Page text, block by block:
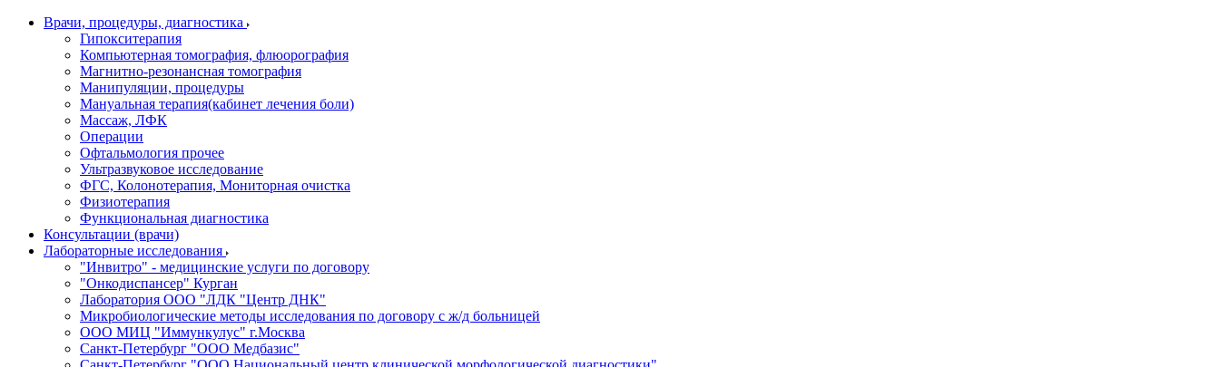
Врачи, процедуры, диагностика
Гипокситерапия
Компьютерная томография, флюорография
Магнитно-резонансная томография
Манипуляции, процедуры
Мануальная терапия(кабинет лечения боли)
Массаж, ЛФК
Операции
Офтальмология прочее
Ультразвуковое исследование
ФГС, Колонотерапия, Мониторная очистка
Физиотерапия
Функциональная диагностика
Консультации (врачи)
Лабораторные исследования
"Инвитро" - медицинские услуги по договору
"Онкодиспансер" Курган
Лаборатория ООО "ЛДК "Центр ДНК"
Микробиологические методы исследования по договору с ж/д больницей
ООО МИЦ "Иммункулус" г.Москва
Санкт-Петербург "ООО Медбазис"